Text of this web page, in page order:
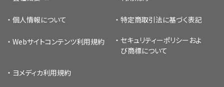
個人情報について 特定商取引法に基づく表記
Webサイトコンテンツ利用規約 セキュリティーポリシー およ
び商標について
ヨメディカ利用規約